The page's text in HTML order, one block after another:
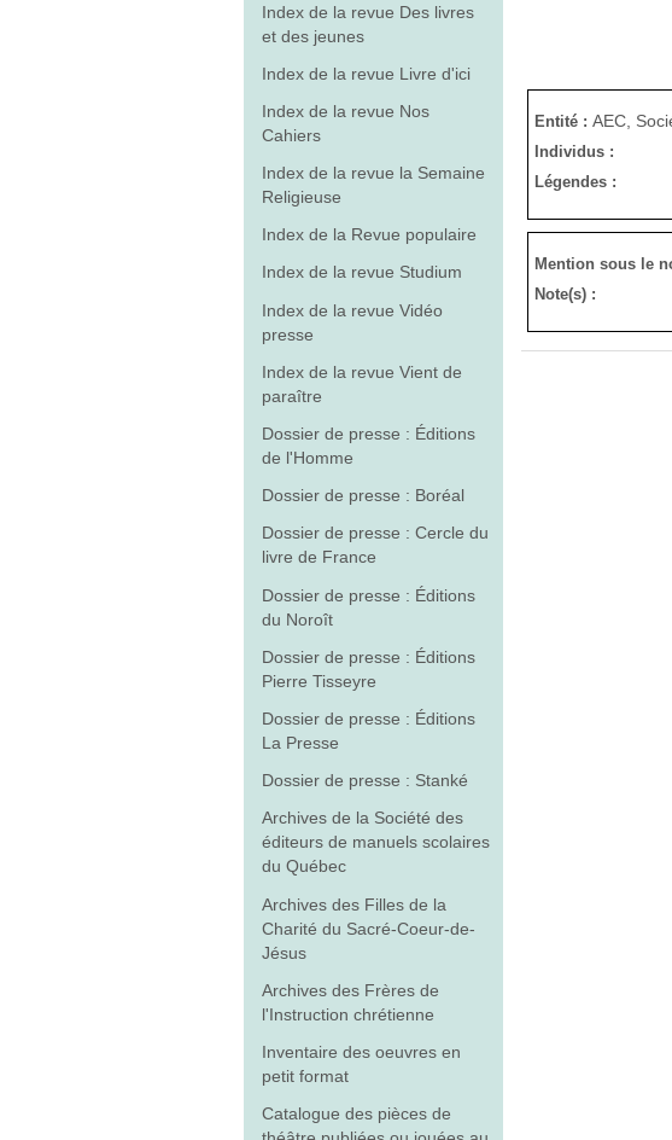
Index de la revue Des livres
et des jeunes
Index de la revue Livre d'ici
Index de la revue Nos
Cahiers
Index de la revue la Semaine
Religieuse
Index de la Revue populaire
Index de la revue Studium
Index de la revue Vidéo
presse
Index de la revue Vient de
paraître
Dossier de presse : Éditions
de l'Homme
Dossier de presse : Boréal
Dossier de presse : Cercle du
livre de France
Dossier de presse : Éditions
du Noroît
Dossier de presse : Éditions
Pierre Tisseyre
Dossier de presse : Éditions
La Presse
Dossier de presse : Stanké
Archives de la Société des
éditeurs de manuels scolaires
du Québec
Archives des Filles de la
Charité du Sacré-Coeur-de-
Jésus
Archives des Frères de
l'Instruction chrétienne
Inventaire des oeuvres en
petit format
Catalogue des pièces de
Entité : AEC,
Individus :
Légendes :
Mention sous le
Note(s) :